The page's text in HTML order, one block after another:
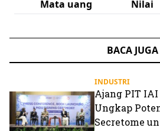
Mata uang
Nilai
BACA JUGA
INDUSTRI
Ajang PIT IAI
Ungkap
Secretome